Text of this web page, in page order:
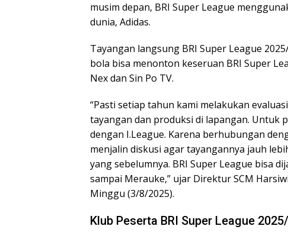
musim depan, BRI Super League
dunia, Adidas.
Tayangan langsung BRI Super League
bola bisa menonton keseruan BRI Super
Nex dan Sin Po TV.
“Pasti setiap tahun kami melakukan
tayangan dan produksi di lapangan. Untuk
dengan I.League. Karena berhubungan
menjalin diskusi agar tayangannya jauh
yang sebelumnya. BRI Super League bisa
sampai Merauke,” ujar Direktur SCM
Minggu (3/8/2025).
Klub Peserta BRI Super League